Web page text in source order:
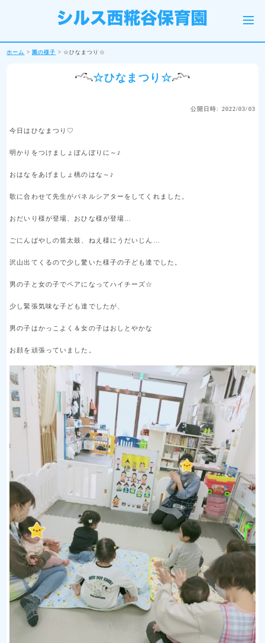
ホーム > 園の様子 > ☆ひなまつり☆
☆ひなまつり☆
公開日時: 2022/03/03
今日はひなまつり♡
明かりをつけましょぼんぼりに～♪
おはなをあげましょ桃のはな～♪
歌に合わせて先生がパネルシアターをしてくれました。
おだいり様が登場、おひな様が登場…
ごにんばやしの笛太鼓、ねえ様にうだいじん…
沢山出てくるので少し驚いた様子の子ども達でした。
男の子と女の子でペアになってハイチーズ☆
少し緊張気味な子ども達でしたが、
男の子はかっこよく＆女の子はおしとやかな
お顔を頑張っていました。